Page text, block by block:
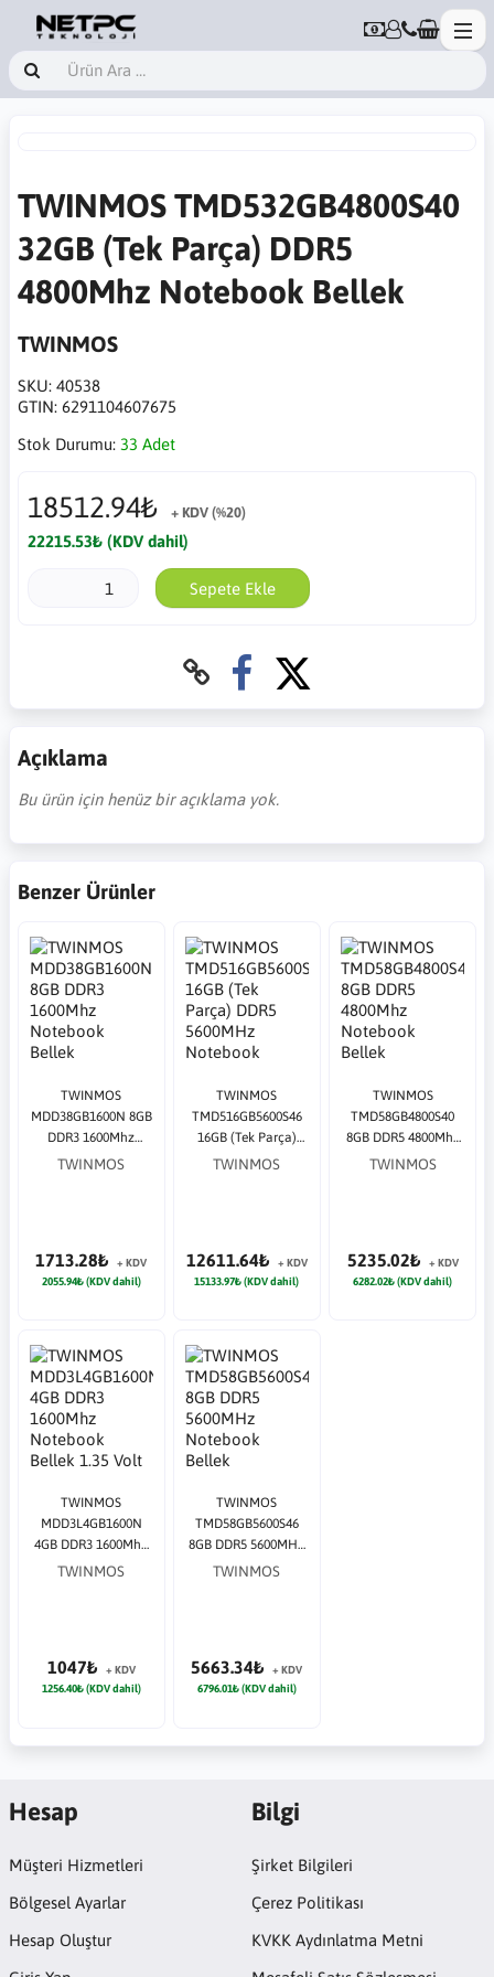
TWINMOS TMD532GB4800S40
32GB (Tek Parça) DDR5
4800Mhz Notebook Bellek
TWINMOS
SKU: 40538
GTIN: 6291104607675
Stok Durumu: 33 Adet
18512.94₺ + KDV (%20)
22215.53₺ (KDV dahil)
Sepete Ekle
Açıklama
Bu ürün için henüz bir açıklama yok.
Benzer Ürünler
TWINMOS
MDD38GB1600N 8GB
DDR3 1600Mhz
Notebook Bellek
TWINMOS
1713.28₺
+ KDV
2055.94₺ (KDV dahil)
TWINMOS
TMD516GB5600S46
16GB (Tek Parça)
DDR5 5600MHz
TWINMOS
12611.64₺
+ KDV
15133.97₺ (KDV dahil)
TWINMOS
TMD58GB4800S40
8GB DDR5 4800Mhz
Notebook Bellek
TWINMOS
5235.02₺
+ KDV
6282.02₺ (KDV dahil)
TWINMOS
MDD3L4GB1600N
4GB DDR3 1600Mhz
Notebook Bellek
TWINMOS
1047₺
+ KDV
1256.40₺ (KDV dahil)
TWINMOS
TMD58GB5600S46
8GB DDR5 5600MHz
Notebook Bellek
TWINMOS
5663.34₺
+ KDV
6796.01₺ (KDV dahil)
Hesap
Müşteri Hizmetleri
Bölgesel Ayarlar
Hesap Oluştur
Bilgi
Şirket Bilgileri
Çerez Politikası
KVKK Aydınlatma Metni